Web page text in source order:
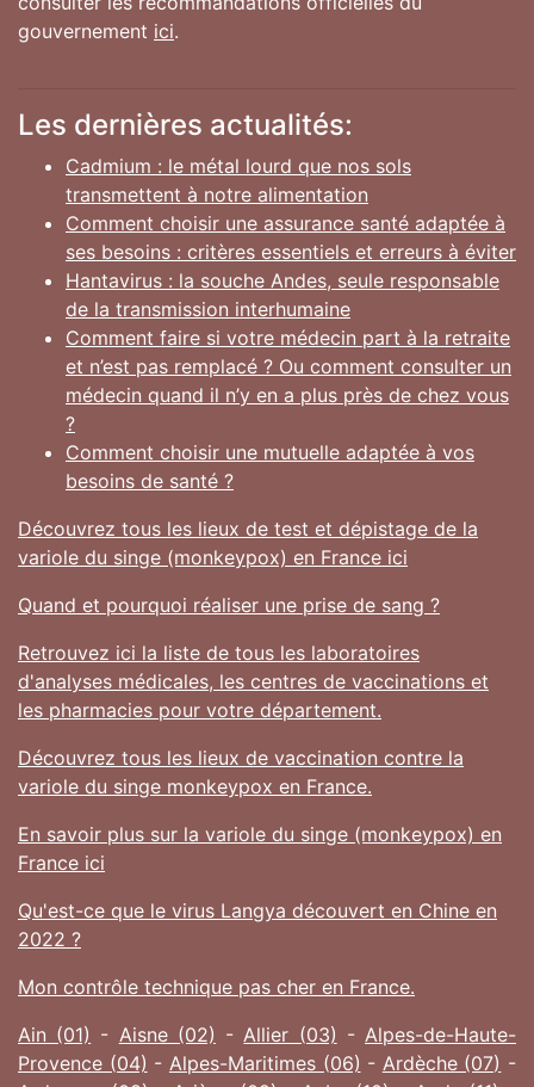
gouvernement ici.
Les dernières actualités:
Cadmium : le métal lourd que nos sols
transmettent à notre alimentation
Comment choisir une assurance santé adaptée à
ses besoins : critères essentiels et erreurs à éviter
Hantavirus : la souche Andes, seule responsable
de la transmission interhumaine
Comment faire si votre médecin part à la retraite
et n’est pas remplacé ? Ou comment consulter un
médecin quand il n’y en a plus près de chez vous
?
Comment choisir une mutuelle adaptée à vos
besoins de santé ?
Découvrez tous les lieux de test et dépistage de la
variole du singe (monkeypox) en France ici
Quand et pourquoi réaliser une prise de sang ?
Retrouvez ici la liste de tous les laboratoires
d'analyses médicales, les centres de vaccinations et
les pharmacies pour votre département.
Découvrez tous les lieux de vaccination contre la
variole du singe monkeypox en France.
En savoir plus sur la variole du singe (monkeypox) en
France ici
Qu'est-ce que le virus Langya découvert en Chine en
2022 ?
Mon contrôle technique pas cher en France.
Ain (01) - Aisne (02) - Allier (03) - Alpes-de-Haute-
Provence (04) - Alpes-Maritimes (06) - Ardèche (07) -